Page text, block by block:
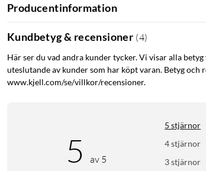
Producentinformation
Kundbetyg & recensioner (4)
Här ser du vad andra kunder tycker. Vi visar alla
uteslutande av kunder som har köpt varan. Betyg
www.kjell.com/se/villkor/recensioner.
5 av 5
5 stjärnor
4 stjärnor
3 stjärnor